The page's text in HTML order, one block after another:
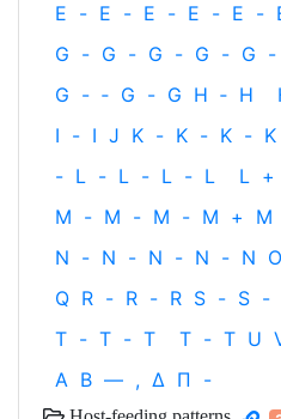
E - E - E - E - E -
G - G - G - G - G -
G - ‐ G - G H ‐ H
I - I J K - K - K - K
- L - L - L - L L +
M - M - M - M + M
N - N - N - N - N O
Q R - R - R S - S -
T - T - T T - T U
Α Β — , Δ Π -